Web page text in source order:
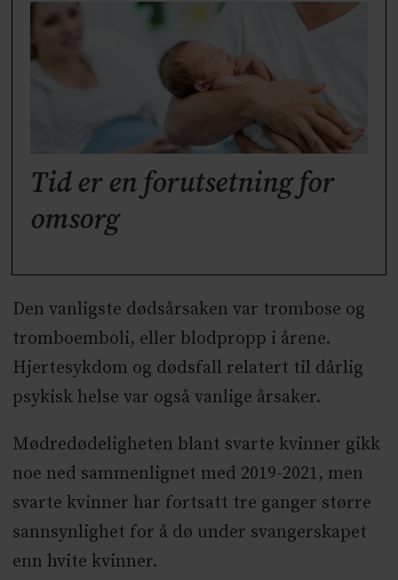
Tid er en forutsetning for
omsorg
Den vanligste dødsårsaken var trombose og
tromboemboli, eller blodpropp i årene.
Hjertesykdom og dødsfall relatert til dårlig
psykisk helse var også vanlige årsaker.
Mødredødeligheten blant svarte kvinner gikk
noe ned sammenlignet med 2019-2021, men
svarte kvinner har fortsatt tre ganger større
sannsynlighet for å dø under svangerskapet
enn hvite kvinner.